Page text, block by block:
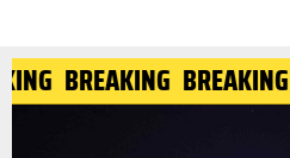
BREAKING BREAKING